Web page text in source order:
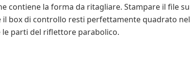
contiene la forma da ritagliare. Stampare il file su
il box di controllo resti perfettamente quadrato nel
parti del riflettore parabolico.